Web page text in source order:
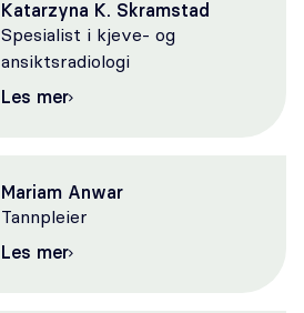
Katarzyna K. Skramstad
Spesialist i kjeve- og
ansiktsradiologi
Les mer
Mariam Anwar
Tannpleier
Les mer